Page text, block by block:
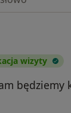
wizyty
będziemy